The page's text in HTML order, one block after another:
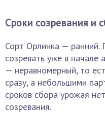
Сроки созревания и
Сорт Орлинка — ранний.
созревать уже в начале
— неравномерный, то
сразу, а небольшими
сроков сбора урожая
созревания.